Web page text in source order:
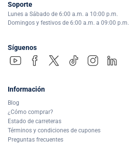
Soporte
Lunes a Sábado de 6:00 a.m. a 10:00 p.m.
Domingos y festivos de 6:00 a.m. a 09:00 p.m.
Síguenos
Información
Blog
¿Cómo comprar?
Estado de carreteras
Términos y condiciones de cupones
Preguntas frecuentes